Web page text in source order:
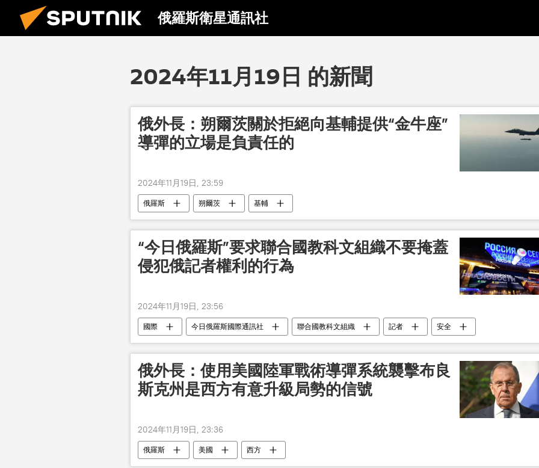
俄羅斯衛星通訊社
2024年11月19日 的新聞
俄外長：朔爾茨關於拒絕向基輔提供“金牛座”
導彈的立場是負責任的
2024年11月19日, 23:59
俄羅斯 朔爾茨 基輔
“今日俄羅斯”要求聯合國教科文組織不要掩蓋
侵犯俄記者權利的行為
2024年11月19日, 23:56
國際 今日俄羅斯國際通訊社 聯合國教科文組織 記者 安全
俄外長：使用美國陸軍戰術導彈系統襲擊布良
斯克州是西方有意升級局勢的信號
2024年11月19日, 23:36
俄羅斯 美國 西方